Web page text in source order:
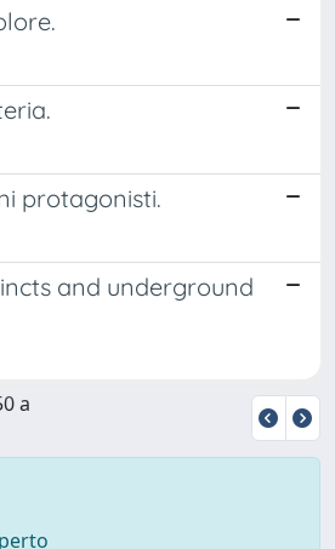
protagonisti.
and underground
a